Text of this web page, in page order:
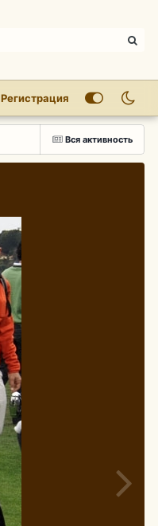
Регистрация
Вся активность